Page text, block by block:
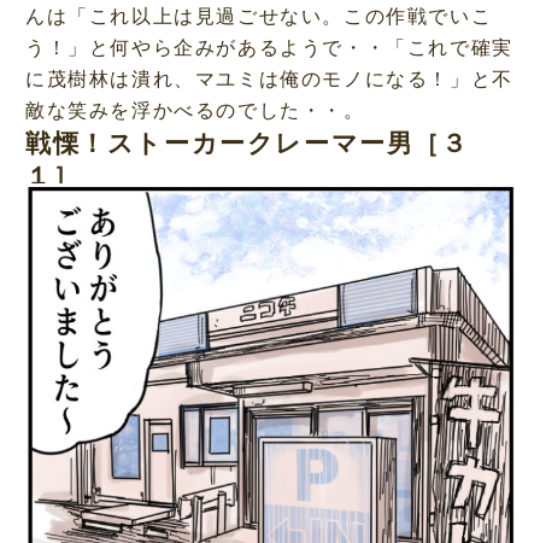
んは「これ以上は見過ごせない。この作戦でいこ
う！」と何やら企みがあるようで・・「これで確実
に茂樹林は潰れ、マユミは俺のモノになる！」と不
敵な笑みを浮かべるのでした・・。
戦慄！ストーカークレーマー男［３
１］